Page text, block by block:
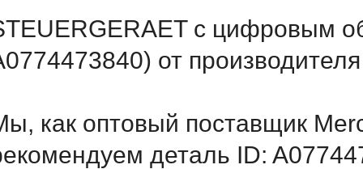
с цифровым
от
как оптовый поставщик
деталь ID: